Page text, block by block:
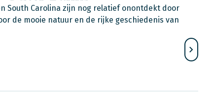
South Carolina zijn nog relatief onontdekt door
de mooie natuur en de rijke geschiedenis van